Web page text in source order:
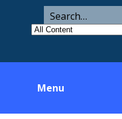
ARCH
Search
Utility
Search
for
Category
Menu